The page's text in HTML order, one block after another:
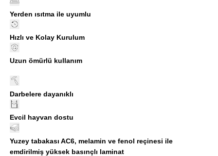
Yerden ısıtma ile uyumlu
Hızlı ve Kolay Kurulum
Uzun ömürlü kullanım
Darbelere dayanıklı
Evcil hayvan dostu
Yuzey tabakası AC6, melamin ve fenol reçinesi ile
emdirilmiş yüksek basınçlı laminat